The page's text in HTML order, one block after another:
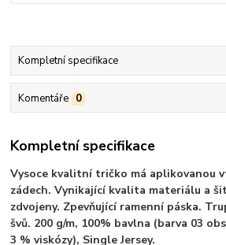
Kompletní specifikace
Komentáře 0
Kompletní specifikace
Vysoce kvalitní tričko má aplikovanou
zádech. Vynikající kvalita materiálu a
zdvojeny. Zpevňující ramenní páska.
švů. 200 g/m, 100% bavlna (barva 03
3 % viskózy), Single Jersey.